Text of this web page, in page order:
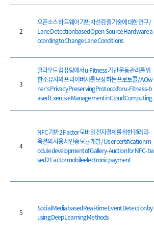
2
오픈소스 하드웨어 기반 차선검출 기술에 대한 연구 /
Lane Detection based Open-Source Hardware a
ccording to Change Lane Conditions
3
클라우드 컴퓨팅에서 u-Fitness 기반 운동 관리를 위
한 소유자의 프라이버시를 보장하는 프로토콜 / A Ow
ner's Privacy Preserving Protocol for u-Fitness-b
ased Exercise Management in Cloud Computing
4
NFC 기반 2 Factor 모바일 전자결제를 위한 갤러리-
옥션의 사용자인증 모듈 개발 / User certification m
odule development of Gallery-Auction for NFC-ba
sed 2 Factor mobileelectronic payment
5
Social Media based Real-time Event Detection by
using Deep Learning Methods